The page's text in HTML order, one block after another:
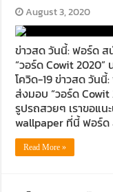
August 3, 2020
ข่าวสด วันนี้: ฟอร์ด
“วอร์ด Cowit
โควิด-19 ข่าวสด วัน
ส่งมอบ “วอร์ด
รูปรถสวยๆ เราขอแ
wallpaper ที่นี้ ฟอร์
Read More »